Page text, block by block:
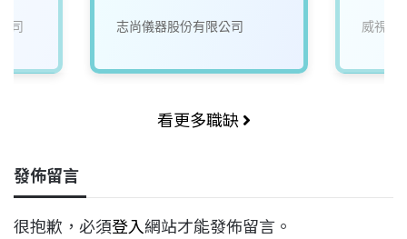
司 志尚儀器股份有限公司 威視康
看更多職缺
發佈留言
很抱歉，必須登入網站才能發佈留言。